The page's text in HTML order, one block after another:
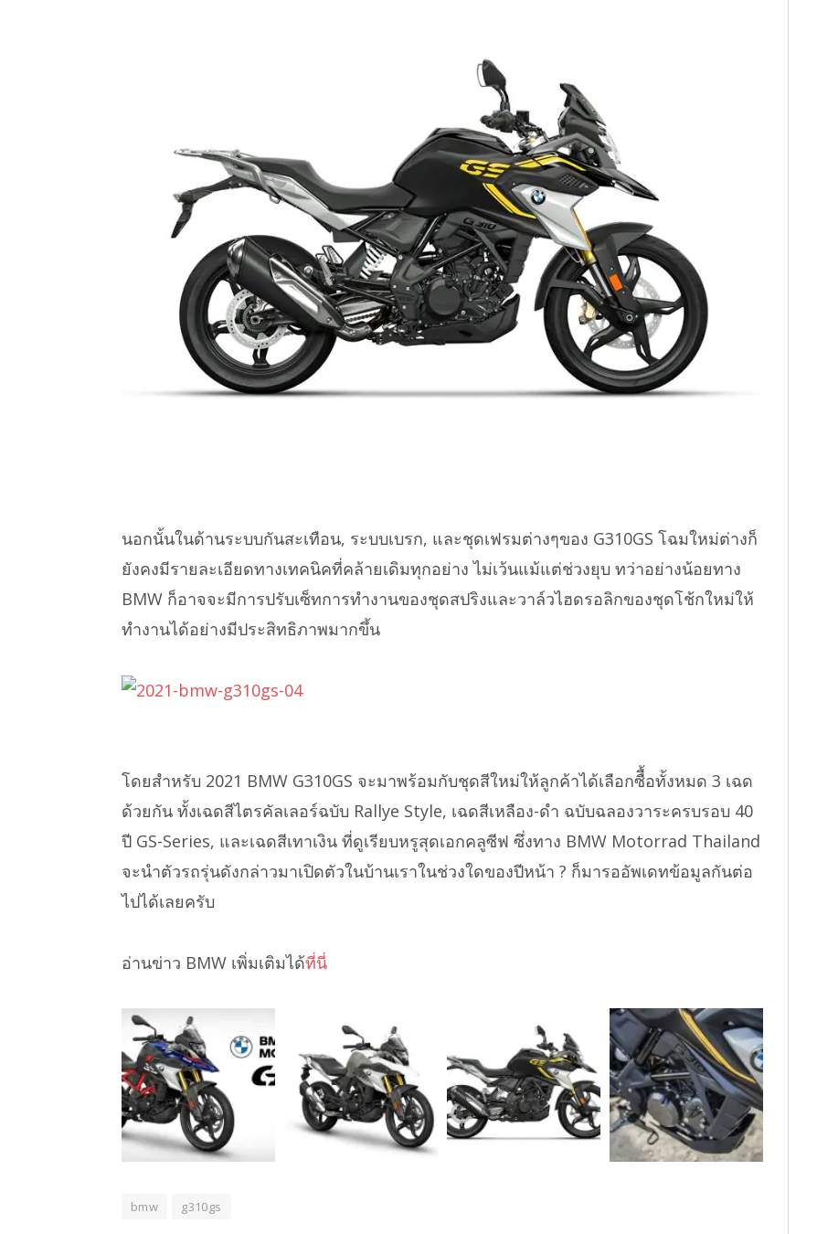
นอกนั้นในด้านระบบกันสะเทือน, ระบบเบรก, และชุดเฟรมต่างๆของ G310GS โฉมใหม่ต่างก็
ยังคงมีรายละเอียดทางเทคนิคที่คล้ายเดิมทุกอย่าง ไม่เว้นแม้แต่ช่วงยุบ ทว่าอย่างน้อยทาง
BMW ก็อาจจะมีการปรับเซ็ทการทำงานของชุดสปริงและวาล์วไฮดรอลิกของชุดโช้กใหม่ให้
ทำงานได้อย่างมีประสิทธิภาพมากขึ้น
โดยสำหรับ 2021 BMW G310GS จะมาพร้อมกับชุดสีใหม่ให้ลูกค้าได้เลือกซืื้อทั้งหมด 3 เฉด
ด้วยกัน ทั้งเฉดสีไตรคัลเลอร์ฉบับ Rallye Style, เฉดสีเหลือง-ดำ ฉบับฉลองวาระครบรอบ 40
ปี GS-Series, และเฉดสีเทาเงิน ที่ดูเรียบหรูสุดเอกคลูซีฟ ซึ่งทาง BMW Motorrad Thailand
จะนำตัวรถรุ่นดังกล่าวมาเปิดตัวในบ้านเราในช่วงใดของปีหน้า ? ก็มารออัพเดทข้อมูลกันต่อ
ไปได้เลยครับ
อ่านข่าว BMW เพิ่มเติมได้ที่นี่
bmw g310gs